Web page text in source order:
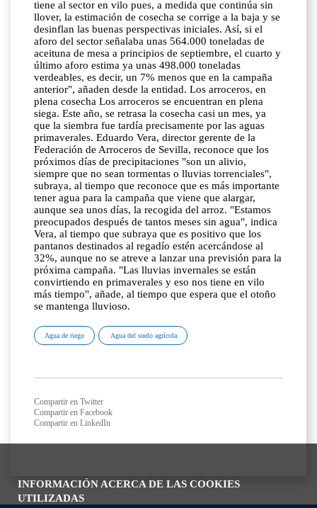
INFORMACIÓN ACERCA DE LAS COOKIES
UTILIZADAS
tiene al sector en vilo pues, a medida que continúa sin
llover, la estimación de cosecha se corrige a la baja y se
desinflan las buenas perspectivas iniciales. Así, si el
aforo del sector señalaba unas 564.000 toneladas de
aceituna de mesa a principios de septiembre, el cuarto y
último aforo estima ya unas 498.000 toneladas
verdeables, es decir, un 7% menos que en la campaña
anterior", añaden desde la entidad. Los arroceros, en
plena cosecha Los arroceros se encuentran en plena
siega. Este año, se retrasa la cosecha casi un mes, ya
que la siembra fue tardía precisamente por las aguas
primaverales. Eduardo Vera, director gerente de la
Federación de Arroceros de Sevilla, reconoce que los
próximos días de precipitaciones "son un alivio,
siempre que no sean tormentas o lluvias torrenciales",
subraya, al tiempo que reconoce que es más importante
tener agua para la campaña que viene que alargar,
aunque sea unos días, la recogida del arroz. "Estamos
preocupados después de tantos meses sin agua", indica
Vera, al tiempo que subraya que es positivo que los
pantanos destinados al regadío estén acercándose al
32%, aunque no se atreve a lanzar una previsión para la
próxima campaña. "Las lluvias invernales se están
convirtiendo en primaverales y eso nos tiene en vilo
más tiempo", añade, al tiempo que espera que el otoño
se mantenga lluvioso.
Agua de riego Agua del suelo agrícola
Compartir en Twitter
Compartir en Facebook
Compartir en LinkedIn